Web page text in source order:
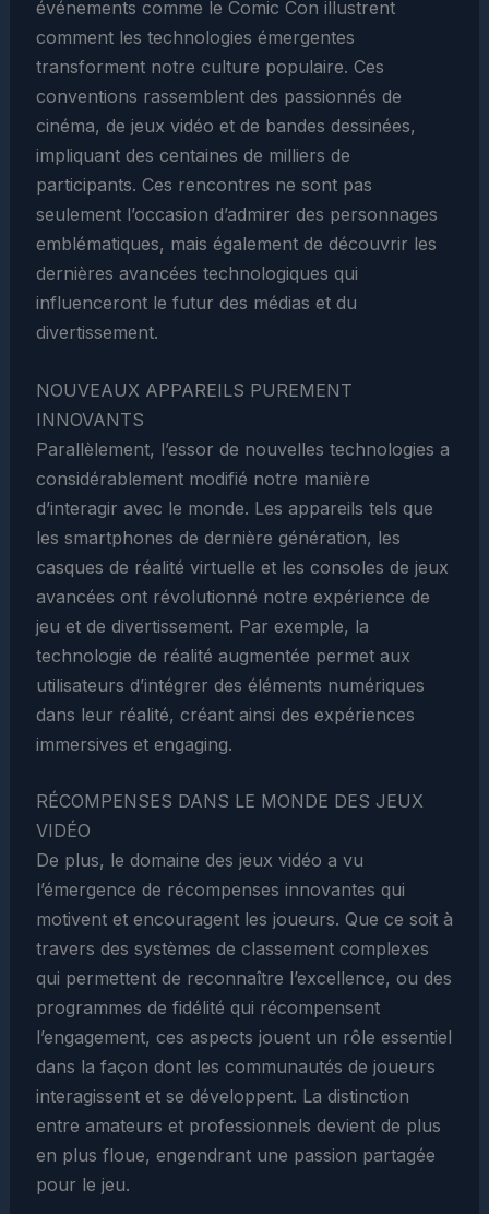
événements comme le Comic Con illustrent
comment les technologies émergentes
transforment notre culture populaire. Ces
conventions rassemblent des passionnés de
cinéma, de jeux vidéo et de bandes dessinées,
impliquant des centaines de milliers de
participants. Ces rencontres ne sont pas
seulement l’occasion d’admirer des personnages
emblématiques, mais également de découvrir les
dernières avancées technologiques qui
influenceront le futur des médias et du
divertissement.
NOUVEAUX APPAREILS PUREMENT
INNOVANTS
Parallèlement, l’essor de nouvelles technologies a
considérablement modifié notre manière
d’interagir avec le monde. Les appareils tels que
les smartphones de dernière génération, les
casques de réalité virtuelle et les consoles de jeux
avancées ont révolutionné notre expérience de
jeu et de divertissement. Par exemple, la
technologie de réalité augmentée permet aux
utilisateurs d’intégrer des éléments numériques
dans leur réalité, créant ainsi des expériences
immersives et engaging.
RÉCOMPENSES DANS LE MONDE DES JEUX
VIDÉO
De plus, le domaine des jeux vidéo a vu
l’émergence de récompenses innovantes qui
motivent et encouragent les joueurs. Que ce soit à
travers des systèmes de classement complexes
qui permettent de reconnaître l’excellence, ou des
programmes de fidélité qui récompensent
l’engagement, ces aspects jouent un rôle essentiel
dans la façon dont les communautés de joueurs
interagissent et se développent. La distinction
entre amateurs et professionnels devient de plus
en plus floue, engendrant une passion partagée
pour le jeu.